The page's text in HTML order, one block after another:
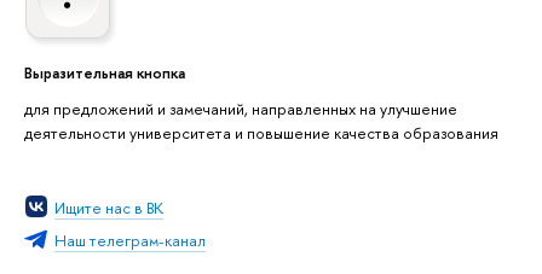
Выразительная кнопка
для предложений и замечаний, направленных на улучшение
деятельности университета и повышение качества образования
Ищите нас в ВК
Наш телеграм-канал